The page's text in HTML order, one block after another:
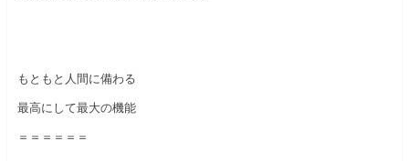
もともと人間に備わる
最高にして最大の機能
＝＝＝＝＝＝